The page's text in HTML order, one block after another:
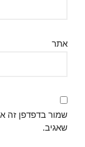
אתר
שמור בדפדפן זה
שאגיב.